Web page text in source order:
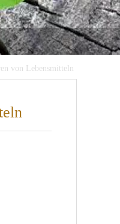
von Lebensmitteln